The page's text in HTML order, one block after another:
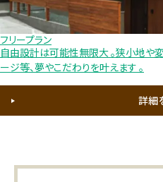
フリープラン
自由設計は可能性無限大 。狭小地や
ージ等、夢やこだわりを叶えます 。
詳細